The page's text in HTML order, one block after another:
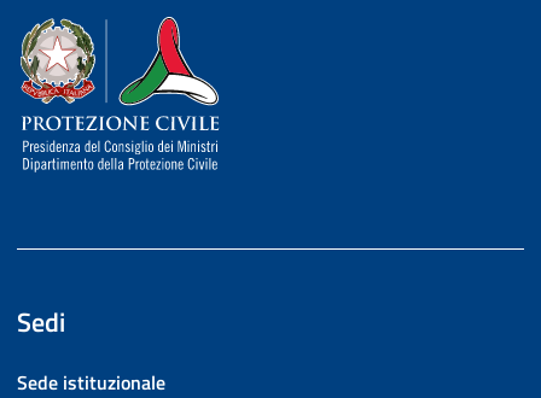
Dipartimento della Protezione Civile
Sedi
Sede istituzionale